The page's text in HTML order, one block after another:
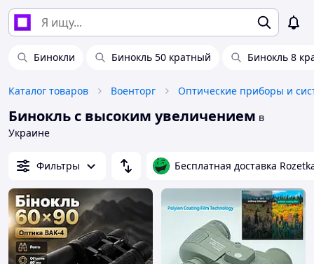
Бинокли Бинокль 50 кратный Бинокль 8
Каталог товаров Военторг Оптические приборы и
Бинокль с высоким увеличением в
Украине
Фильтры Бесплатная доставка